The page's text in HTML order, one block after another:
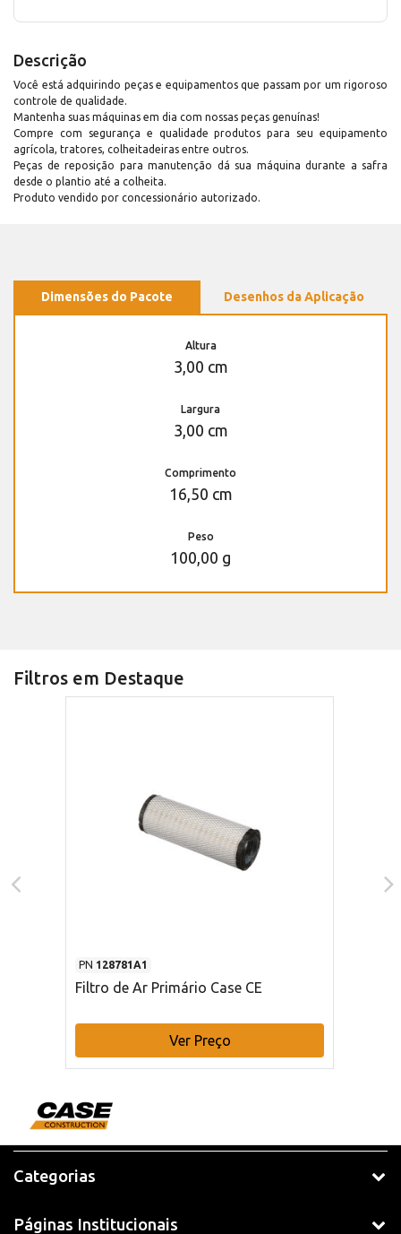
Descrição
Você está adquirindo peças e equipamentos que passam por um rigoroso
controle de qualidade.
Mantenha suas máquinas em dia com nossas peças genuínas!
Compre com segurança e qualidade produtos para seu equipamento
agrícola, tratores, colheitadeiras entre outros.
Peças de reposição para manutenção dá sua máquina durante a safra
desde o plantio até a colheita.
Produto vendido por concessionário autorizado.
Dimensões do Pacote Desenhos da Aplicação
Altura
3,00 cm
Largura
3,00 cm
Comprimento
16,50 cm
Peso
100,00 g
Filtros em Destaque
PN 128781A1
Filtro de Ar Primário Case CE
Ver Preço
Categorias
Páginas Institucionais